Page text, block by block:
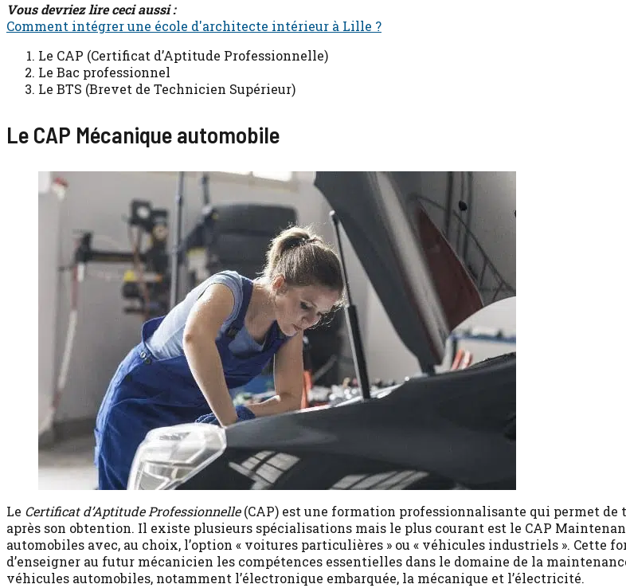
Vous devriez lire ceci aussi :
Comment intégrer une école d'architecte intérieur à Lille ?
Le CAP (Certificat d’Aptitude Professionnelle)
Le Bac professionnel
Le BTS (Brevet de Technicien Supérieur)
Le CAP Mécanique automobile
Le Certificat d’Aptitude Professionnelle(CAP) est une formation professionnalisante qui permet
après son obtention. Il existe plusieurs spécialisations mais le plus courant est le CAP
automobiles avec, au choix, l’option « voitures particulières » ou « véhicules industriels ». Cette
d’enseigner au futur mécanicien les compétences essentielles dans le domaine de la
véhicules automobiles, notamment l’électronique embarquée, la mécanique et l’électricité.